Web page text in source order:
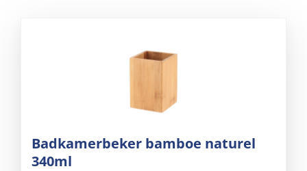
Badkamerbeker bamboe naturel
340ml